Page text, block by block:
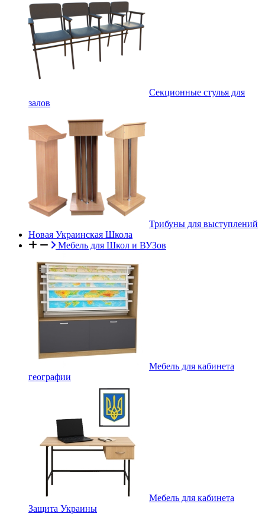
Секционные стулья для
залов
Трибуны для выступлений
Новая Украинская Школа
Мебель для Школ и ВУЗов
Мебель для кабинета
географии
Мебель для кабинета
Защита Украины